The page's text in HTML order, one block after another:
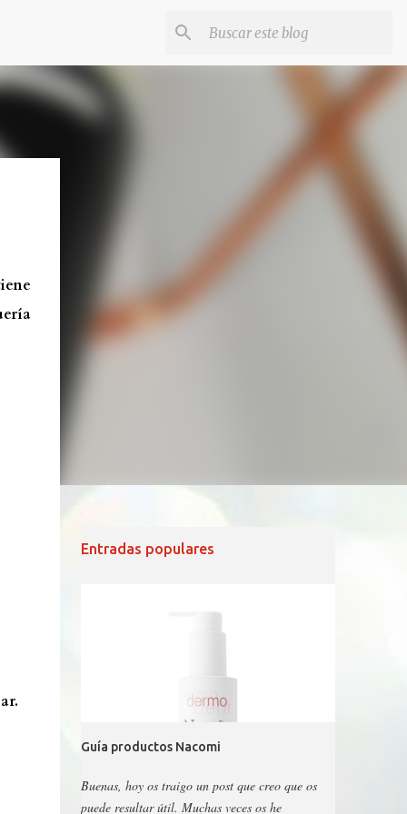
Entradas populares
Guía productos Nacomi
Buenas, hoy os traigo un post que creo que os
puede resultar útil. Muchas veces os he